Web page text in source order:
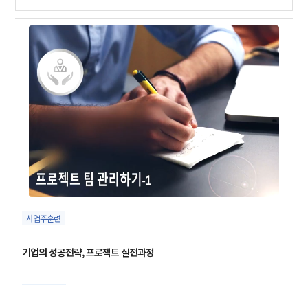
사업주훈련
기업의 성공전략, 프로젝트 실전과정